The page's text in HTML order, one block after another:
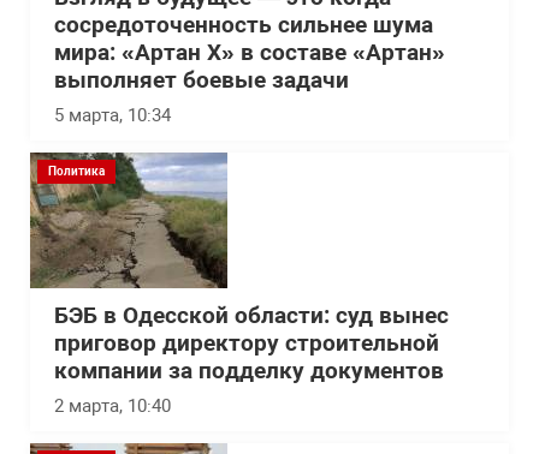
сосредоточенность сильнее шума
мира: «Артан Х» в составе «Артан»
выполняет боевые задачи
5 марта, 10:34
Политика
БЭБ в Одесской области: суд вынес
приговор директору строительной
компании за подделку документов
2 марта, 10:40